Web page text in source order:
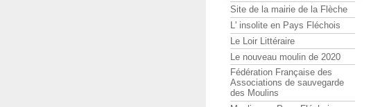
Site de la mairie de la Flèche
L' insolite en Pays Fléchois
Le Loir Littéraire
Le nouveau moulin de 2020
Fédération Française des
Associations de sauvegarde
des Moulins